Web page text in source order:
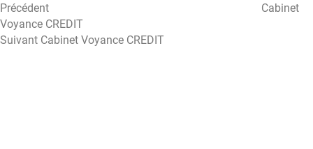
Précédent
Cabinet
Voyance CREDIT
Article
Suivant Cabinet Voyance CREDIT